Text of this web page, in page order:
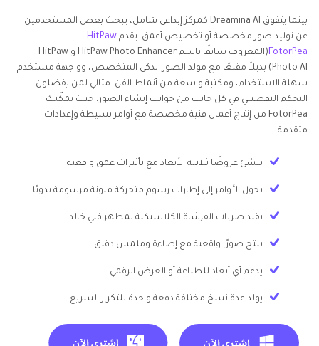
بينما يتفوق Dreamina AI كمركز إبداعي شامل، يبحث بعض المستخدمين
عن توليد صور مخصصة أو تخصيص أعمق. يقدم HitPaw
FotorPea
(المعروف سابقًا باسم HitPaw Photo Enhancer و HitPaw
Photo Al) بديلاً مقنعًا مع مولد الصور الذكي المتخصص، وواجهة مستخدم
سهلة الاستخدام، ومكتبة واسعة من أنماط الفن. مثالي لمن يفضلون
التحكم التفصيلي في كل جانب من جوانب إنشاء الصور، حيث يمكّنك
FotorPea من إنتاج أعمال فنية مخصصة مع أوامر بسيطة وإعدادات
متقدمة.
ينشئ عروضًا ثلاثية الأبعاد مع تأثيرات عمق واقعية.
يحول الأوامر إلى إطارات رسوم متحركة ملونة مرسومة يدويًا.
يقلد ضربات الفرشاة الكلاسيكية لمظهر فني خالد.
ينتج صورًا واقعية مع إضاءة وملمس دقيق.
يدعم أي أبعاد للطباعة أو العرض الرقمي.
يولد عدة نسخ مختلفة دفعة واحدة للتكرار السريع.